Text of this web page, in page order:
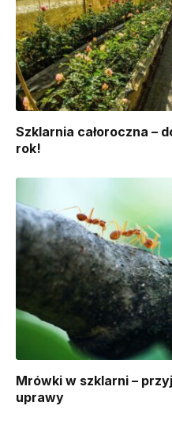
Szklarnia całoroczna –
rok!
Mrówki w szklarni –
uprawy